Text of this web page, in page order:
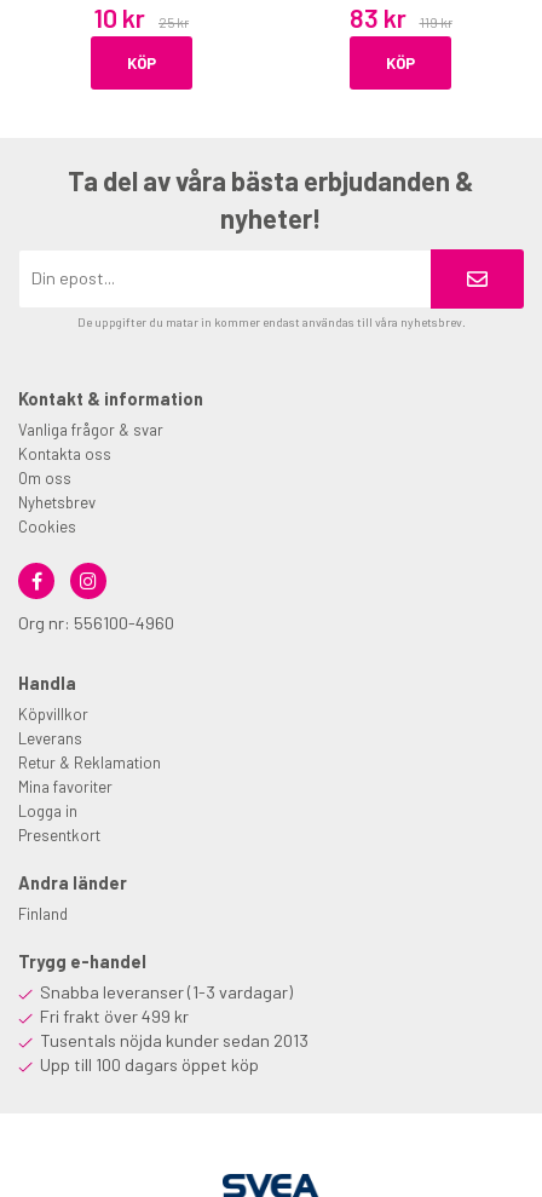
10 kr 25 kr
KÖP
83 kr 119 kr
KÖP
Ta del av våra bästa erbjudanden &
nyheter!
De uppgifter du matar in kommer endast användas till våra nyhetsbrev.
Kontakt & information
Vanliga frågor & svar
Kontakta oss
Om oss
Nyhetsbrev
Cookies
Org nr: 556100-4960
Handla
Köpvillkor
Leverans
Retur & Reklamation
Mina favoriter
Logga in
Presentkort
Andra länder
Finland
Trygg e-handel
Snabba leveranser (1-3 vardagar)
Fri frakt över 499 kr
Tusentals nöjda kunder sedan 2013
Upp till 100 dagars öppet köp